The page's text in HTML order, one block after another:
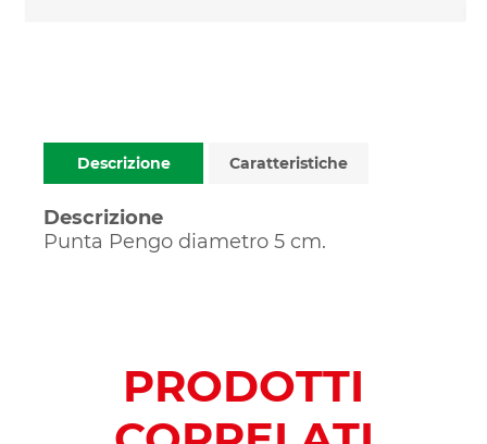
Descrizione Caratteristiche
Descrizione
Punta Pengo diametro 5 cm.
PRODOTTI